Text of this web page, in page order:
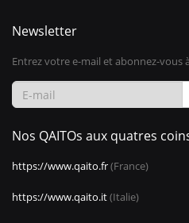
Newsletter
Entrez votre e-mail et abonnez-vous
Nos QAITOs aux quatres
https://www.qaito.fr(France)
https://www.qaito.it(Italie)